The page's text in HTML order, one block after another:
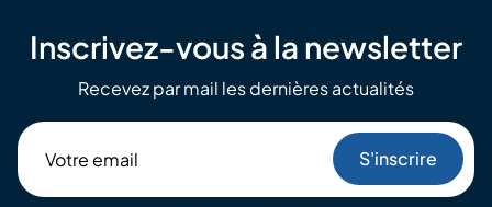
Inscrivez-vous à la newsletter
Recevez par mail les dernières actualités
email